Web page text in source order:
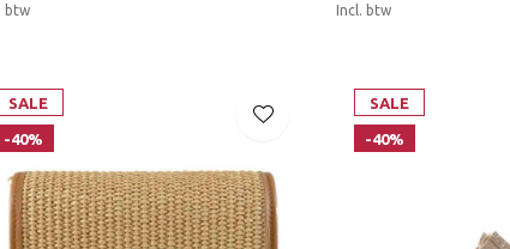
btw Incl. btw
SALE
-40%
SALE
-40%